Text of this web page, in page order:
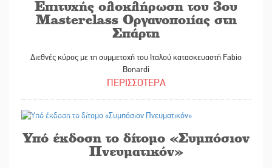
Επιτυχής ολοκλήρωση του 3ου
Masterclass Οργανοποιίας στη
Σπάρτη
Διεθνές κύρος με τη συμμετοχή του Ιταλού κατασκευαστή Fabio
Bonardi
ΠΕΡΙΣΣΟΤΕΡΑ
Υπό έκδοση το δίτομο «Συμπόσιον
Πνευματικόν»